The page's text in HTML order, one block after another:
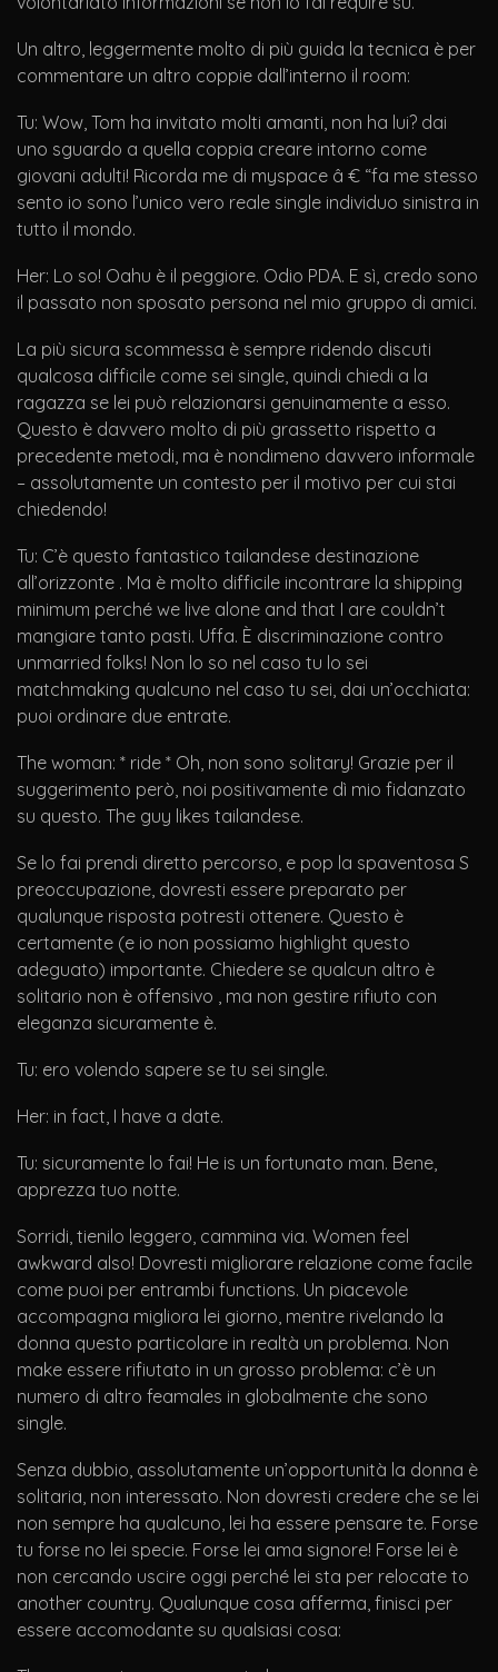
Un altro, leggermente molto di più guida la tecnica è per
commentare un altro coppie dall’interno il room:
Tu: Wow, Tom ha invitato molti amanti, non ha lui? dai
uno sguardo a quella coppia creare intorno come
giovani adulti! Ricorda me di myspace â € “fa me stesso
sento io sono l’unico vero reale single individuo sinistra in
tutto il mondo.
Her: Lo so! Oahu è il peggiore. Odio PDA. E sì, credo sono
il passato non sposato persona nel mio gruppo di amici.
La più sicura scommessa è sempre ridendo discuti
qualcosa difficile come sei single, quindi chiedi a la
ragazza se lei può relazionarsi genuinamente a esso.
Questo è davvero molto di più grassetto rispetto a
precedente metodi, ma è nondimeno davvero informale
– assolutamente un contesto per il motivo per cui stai
chiedendo!
Tu: C’è questo fantastico tailandese destinazione
all’orizzonte . Ma è molto difficile incontrare la shipping
minimum perché we live alone and that I are couldn’t
mangiare tanto pasti. Uffa. È discriminazione contro
unmarried folks! Non lo so nel caso tu lo sei
matchmaking qualcuno nel caso tu sei, dai un’occhiata:
puoi ordinare due entrate.
The woman: * ride * Oh, non sono solitary! Grazie per il
suggerimento però, noi positivamente dì mio fidanzato
su questo. The guy likes tailandese.
Se lo fai prendi diretto percorso, e pop la spaventosa S
preoccupazione, dovresti essere preparato per
qualunque risposta potresti ottenere. Questo è
certamente (e io non possiamo highlight questo
adeguato) importante. Chiedere se qualcun altro è
solitario non è offensivo , ma non gestire rifiuto con
eleganza sicuramente è.
Tu: ero volendo sapere se tu sei single.
Her: in fact, I have a date.
Tu: sicuramente lo fai! He is un fortunato man. Bene,
apprezza tuo notte.
Sorridi, tienilo leggero, cammina via. Women feel
awkward also! Dovresti migliorare relazione come facile
come puoi per entrambi functions. Un piacevole
accompagna migliora lei giorno, mentre rivelando la
donna questo particolare in realtà un problema. Non
make essere rifiutato in un grosso problema: c’è un
numero di altro feamales in globalmente che sono
single.
Senza dubbio, assolutamente un’opportunità la donna è
solitaria, non interessato. Non dovresti credere che se lei
non sempre ha qualcuno, lei ha essere pensare te. Forse
tu forse no lei specie. Forse lei ama signore! Forse lei è
non cercando uscire oggi perché lei sta per relocate to
another country. Qualunque cosa afferma, finisci per
essere accomodante su qualsiasi cosa: